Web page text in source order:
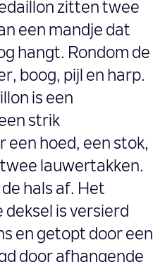
zitten twee
een mandje dat
hangt. Rondom de
boog, pijl en harp.
is een
strik
een hoed, een stok,
lauwertakken.
hals af. Het
is versierd
en getopt door een
door afhangende